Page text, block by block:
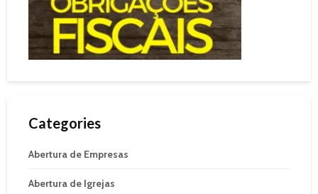
Categories
Abertura de Empresas
Abertura de Igrejas